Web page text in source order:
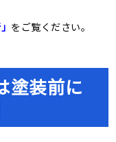
をご覧ください。
塗装前に